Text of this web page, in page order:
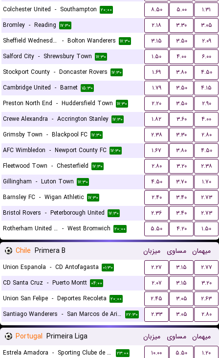
Colchester United - Southampton ۲۰:۰۰ ۸.۵۰ ۵.۰۰
۱.۳۱
Bromley - Reading ۱۷:۳۰ ۲.۱۸ ۳.۳۰
۳.۰۵
Sheffield Wednesday
- Bolton Wanderers ۱۷:۳۰ ۳.۱۵ ۳.۵۰
۲.۰۹
Salford City - Shrewsbury Town ۱۷:۳۰ ۱.۵۰ ۴.۰۰
۶.۰۰
Stockport County - Doncaster Rovers ۱۷:۳۰ ۱.۶۹ ۳.۸۰
۴.۵۰
Cambridge United - Barnet ۱۵:۳۰ ۱.۷۹ ۳.۵۰
۴.۱۵
Preston North End - Huddersfield Town ۱۷:۳۰ ۲.۲۰ ۳.۵۰
۲.۹۰
Crewe Alexandra - Accrington Stanley ۱۷:۳۰ ۱.۸۲ ۳.۶۰
۴.۰۰
Grimsby Town - Blackpool FC ۱۷:۳۰ ۲.۳۸ ۳.۳۰
۲.۸۰
AFC Wimbledon - Newport County FC ۱۷:۳۰ ۱.۶۷ ۳.۸۰
۴.۵۰
Fleetwood Town - Chesterfield ۱۷:۳۰ ۲.۸۰ ۳.۲۰
۲.۳۸
Gillingham - Luton Town ۱۷:۳۰ ۴.۵۰ ۳.۷۰
۱.۷۰
Barnsley FC - Wigan Athletic ۱۷:۳۰ ۲.۴۰ ۳.۴۰
۲.۷۳
Bristol Rovers - Peterborough United ۱۷:۳۰ ۲.۳۶ ۳.۴۰
۲.۷۳
Rotherham United FC - West Bromwich ۲۰:۰۰ ۵.۵۰ ۴.۲۰ ۱.۵۰
Chile Primera B میزبان مساوی میهمان
Union Espanola - CD Antofagasta ۰۱:۳۰ ۲.۲۷ ۳.۱۵
۲.۷۷
CD Santa Cruz - Puerto Montt ۰۴:۰۰ ۲.۰۷ ۳.۱۵
۳.۲۰
Union San Felipe - Deportes Recoleta ۲۰:۰۰ ۲.۴۵ ۳.۰۵
۲.۶۳
Santiago Wanderers - San Marcos de Arica ۲۲:۳۰ ۲.۳۳ ۳.۰۵ ۲.۸۰
Portugal Primeira Liga میزبان مساوی میهمان
Estrela Amadora - Sporting Clube de Portugal ۲۳:۰۰ ۱۰.۰۰ ۵.۵۰
۱.۲۰